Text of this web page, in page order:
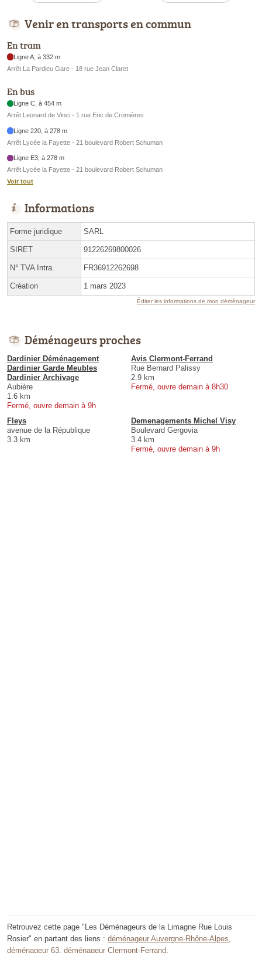
Venir en transports en commun
En tram
Ligne A, à 332 m
Arrêt La Pardieu Gare - 18 rue Jean Claret
En bus
Ligne C, à 454 m
Arrêt Leonard de Vinci - 1 rue Eric de Cromières
Ligne 220, à 278 m
Arrêt Lycée la Fayette - 21 boulevard Robert Schuman
Ligne E3, à 278 m
Arrêt Lycée la Fayette - 21 boulevard Robert Schuman
Voir tout
Informations
Forme juridique SARL
SIRET 91226269800026
N° TVA Intra. FR36912262698
Création 1 mars 2023
Éditer les informations de mon déménageur
Déménageurs proches
Dardinier Déménagement
Dardinier Garde Meubles
Dardinier Archivage
Aubière
1.6 km
Fermé, ouvre demain à 9h
Avis Clermont-Ferrand
Rue Bernard Palissy
2.9 km
Fermé, ouvre demain à 8h30
Fleys
avenue de la République
3.3 km
Demenagements Michel Visy
Boulevard Gergovia
3.4 km
Fermé, ouvre demain à 9h
Retrouvez cette page "Les Déménageurs de la Limagne Rue Louis
Rosier" en partant des liens : déménageur Auvergne-Rhône-Alpes,
déménageur 63, déménageur Clermont-Ferrand.